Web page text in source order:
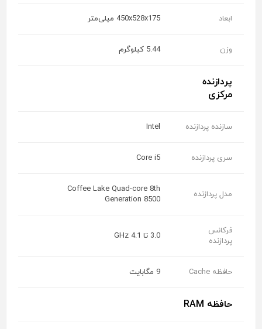
ابعاد 450x528x175 میلی‌متر
وزن 5.44 کیلوگرم
پردازنده
مرکزی
سازنده پردازنده Intel
سری پردازنده Core i5
مدل پردازنده
Coffee Lake Quad-core 8th
Generation 8500
فرکانس
پردازنده
3.0 تا 4.1 GHz
حافظه Cache 9 مگابایت
حافظه RAM